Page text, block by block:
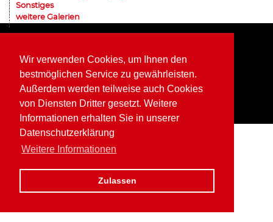
Wir verwenden Cookies, um Ihnen den
bestmöglichen Service zu gewährleisten.
Außerdem werden teilweise auch Cookies
von Diensten Dritter gesetzt. Weitere
Informationen erhalten Sie in unserer
Datenschutzerklärung
Weitere Informationen
Zulassen
Sonstiges
weitere Galerien